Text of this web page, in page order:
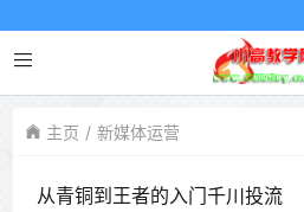
主页 新媒体运营
从青铜到王者的入门千川投流